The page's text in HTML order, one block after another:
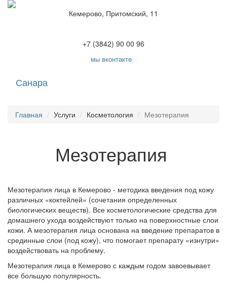
Кемерово, Притомский, 11
+7 (3842) 90 00 96
мы вконтакте
Санара
Главная Услуги Косметология Мезотерапия
Мезотерапия
Мезотерапия лица в Кемерово - методика введения под кожу
различных «коктейлей» (сочетания определенных
биологических веществ). Все косметологические средства для
домашнего ухода воздействуют только на поверхностные слои
кожи. А мезотерапия лица основана на введение препаратов в
срединные слои (под кожу), что помогает препарату «изнутри»
воздействовать на проблему.
Мезотерапия лица в Кемерово с каждым годом завоевывает
все большую популярность.